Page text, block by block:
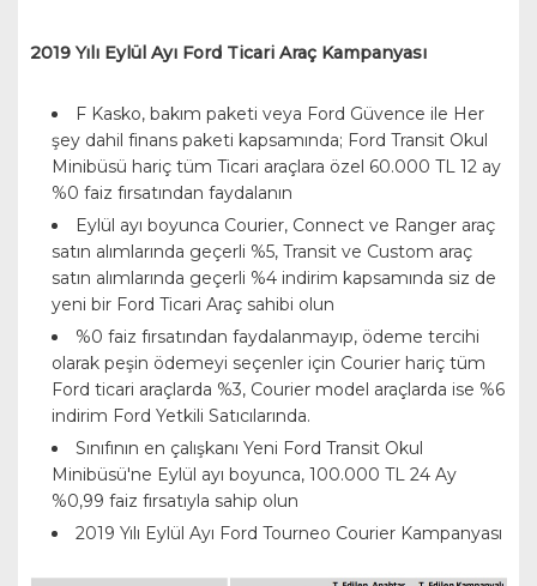
2019 Yılı Eylül Ayı Ford Ticari Araç Kampanyası
F Kasko, bakım paketi veya Ford Güvence ile Her
şey dahil finans paketi kapsamında; Ford Transit Okul
Minibüsü hariç tüm Ticari araçlara özel 60.000 TL 12 ay
%0 faiz fırsatından faydalanın
Eylül ayı boyunca Courier, Connect ve Ranger araç
satın alımlarında geçerli %5, Transit ve Custom araç
satın alımlarında geçerli %4 indirim kapsamında siz de
yeni bir Ford Ticari Araç sahibi olun
%0 faiz fırsatından faydalanmayıp, ödeme tercihi
olarak peşin ödemeyi seçenler için Courier hariç tüm
Ford ticari araçlarda %3, Courier model araçlarda ise %6
indirim Ford Yetkili Satıcılarında.
Sınıfının en çalışkanı Yeni Ford Transit Okul
Minibüsü'ne Eylül ayı boyunca, 100.000 TL 24 Ay
%0,99 faiz fırsatıyla sahip olun
2019 Yılı Eylül Ayı Ford Tourneo Courier Kampanyası